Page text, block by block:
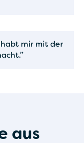
habt mir mit der
aus